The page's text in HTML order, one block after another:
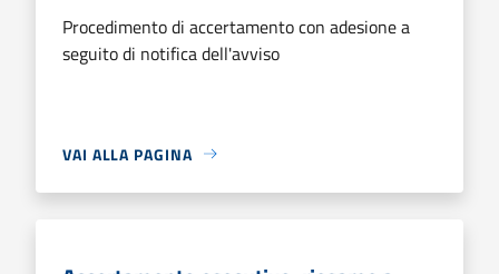
Procedimento di accertamento con adesione a
seguito di notifica dell'avviso
VAI ALLA PAGINA